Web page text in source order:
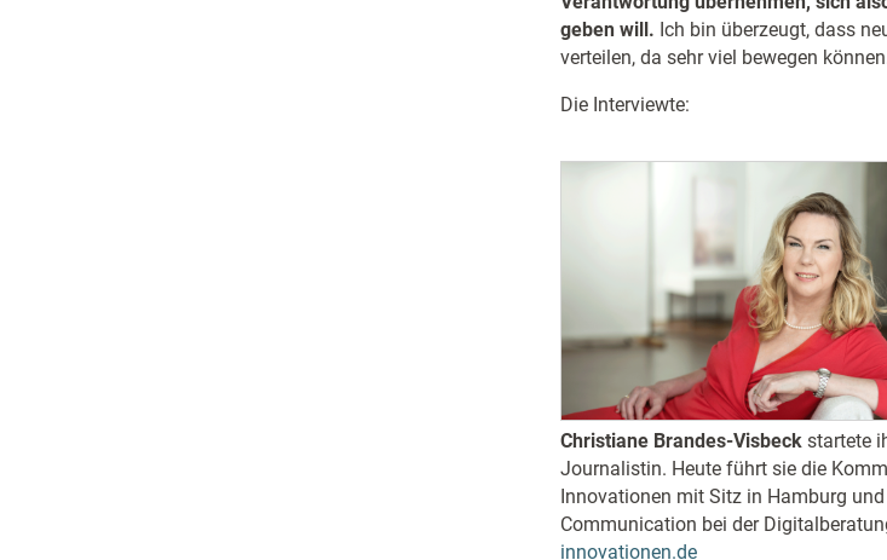
geben will. Ich bin überzeugt, dass
verteilen, da sehr viel bewegen
Die Interviewte:
Christiane Brandes-Visbeck startete
Journalistin. Heute führt sie die
Innovationen mit Sitz in Hamburg
Communication bei der
innovationen.de